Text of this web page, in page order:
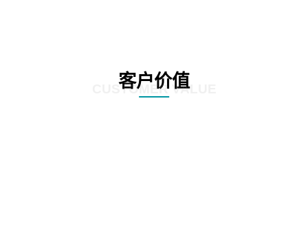
客户价值
CUSTOMER VALUE